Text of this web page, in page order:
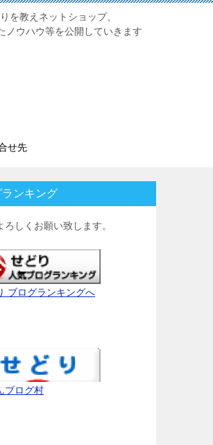
どりを教えネットショップ、
ノウハウ等を公開していきます
せ先
ランキング
ろしくお願い致します。
ブログランキングへ
ブログ村